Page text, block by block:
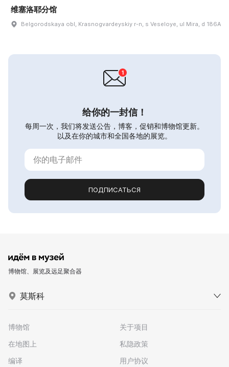
维塞洛耶分馆
Belgorodskaya obl, Krasnogvardeyskiy r-n, s Veseloye, ul Mira, d 186A
给你的一封信！
每周一次，我们将发送公告，博客，促销和博物馆更新。
以及在你的城市和全国各地的展览。
ПОДПИСАТЬСЯ
博物馆、展览及远足聚合器
莫斯科
博物馆
在地图上
编译
关于项目
私隐政策
用户协议